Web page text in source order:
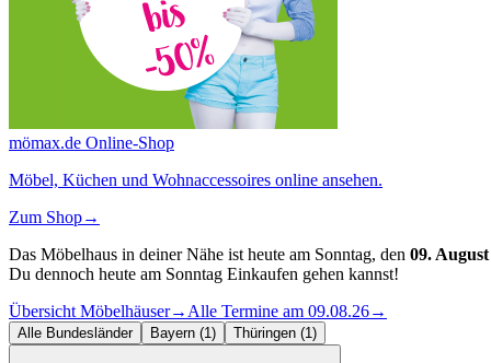
mömax.de Online-Shop
Möbel, Küchen und Wohnaccessoires online ansehen.
Zum Shop→
Das Möbelhaus in deiner Nähe ist heute am Sonntag, den 09.
Du dennoch heute am Sonntag Einkaufen gehen kannst!
Übersicht Möbelhäuser→ Alle Termine am 09.08.26→
Alle Bundesländer Bayern (1) Thüringen (1)